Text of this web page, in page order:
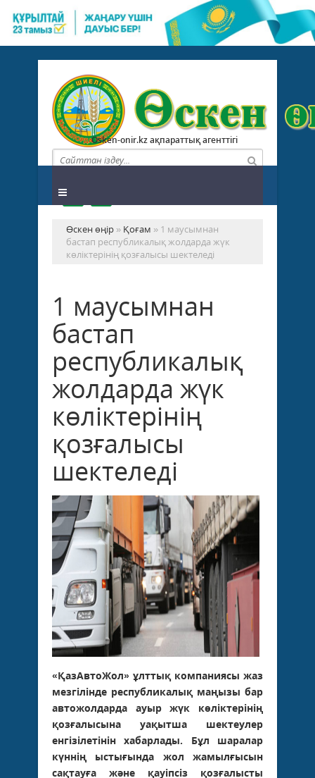
Osken-onir.kz ақпараттық агенттігі
Өскен өңір » Қоғам » 1 маусымнан
бастап республикалық жолдарда жүк
көліктерінің қозғалысы шектеледі
1 маусымнан
бастап
республикалық
жолдарда жүк
көліктерінің
қозғалысы
шектеледі
«ҚазАвтоЖол» ұлттық компаниясы жаз
мезгілінде республикалық маңызы бар
автожолдарда ауыр жүк көліктерінің
қозғалысына уақытша шектеулер
енгізілетінін хабарлады. Бұл шаралар
күннің ыстығында жол жамылғысын
сақтауға және қауіпсіз қозғалысты